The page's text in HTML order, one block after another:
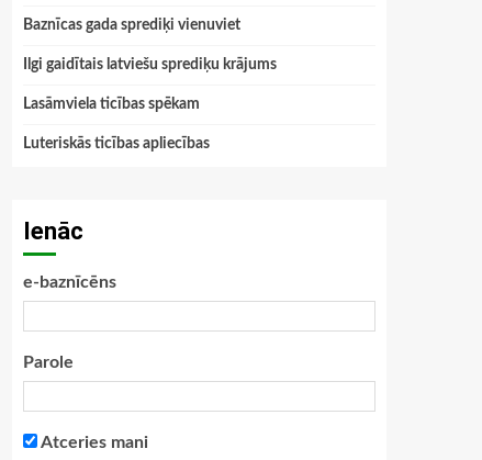
Baznīcas gada sprediķi vienuviet
Ilgi gaidītais latviešu sprediķu krājums
Lasāmviela ticības spēkam
Luteriskās ticības apliecības
Ienāc
e-baznīcēns
Parole
Atceries mani